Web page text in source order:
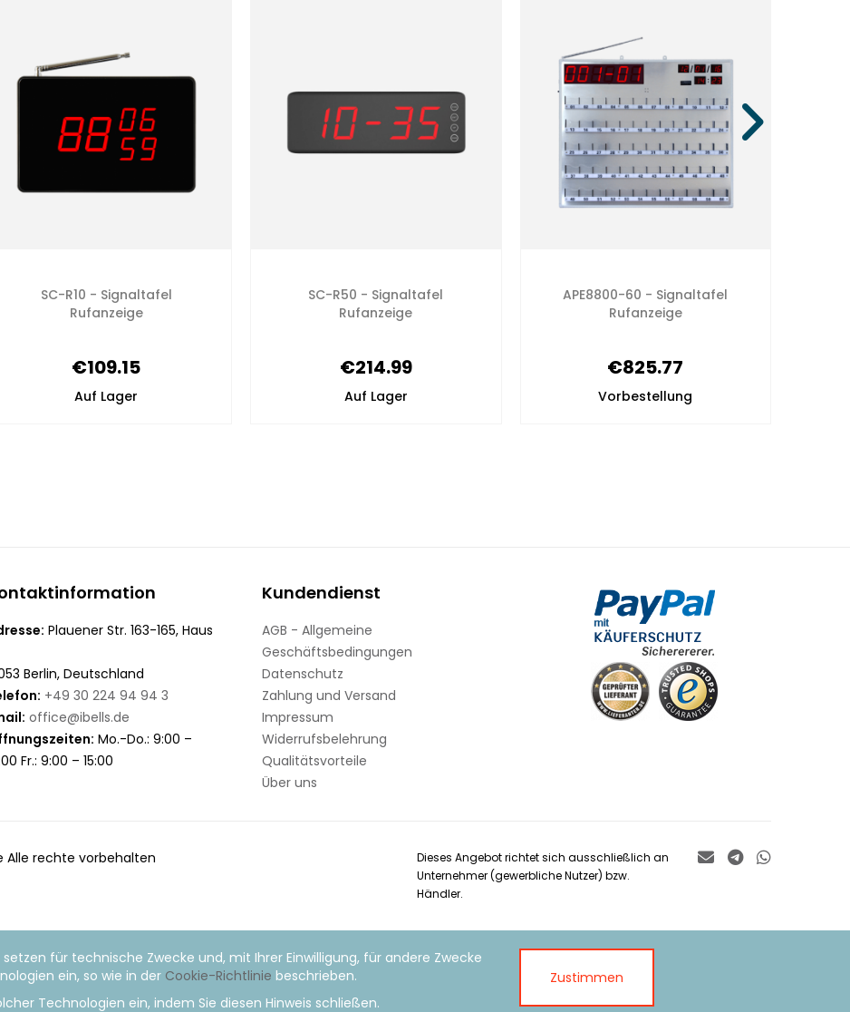
für technische Zwecke und, mit Ihrer Einwilligung, für andere Zwecke
ein, so wie in der Cookie-Richtlinie beschrieben.
Technologien ein, indem Sie diesen Hinweis schließen.
Zustimmen
SC-R10 - Signaltafel
Rufanzeige
€109.15
Auf Lager
SC-R50 - Signaltafel
Rufanzeige
€214.99
Auf Lager
APE8800-60 - Signaltafel
Rufanzeige
€825.77
Vorbestellung
Plauener Str. 163-165, Haus
Berlin, Deutschland
+49 30 224 94 94 3
office@ibells.de
Mo.-Do.: 9:00 –
Fr.: 9:00 – 15:00
Kundendienst
AGB - Allgemeine
Geschäftsbedingungen
Datenschutz
Zahlung und Versand
Impressum
Widerrufsbelehrung
Qualitätsvorteile
Über uns
Alle rechte vorbehalten
Dieses Angebot richtet sich ausschließlich an
Unternehmer (gewerbliche Nutzer) bzw.
Händler.